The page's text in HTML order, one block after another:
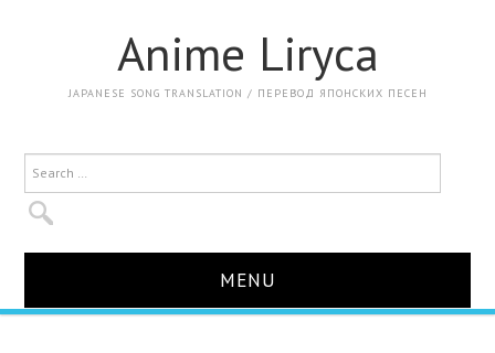
Anime Liryca
JAPANESE SONG TRANSLATION / ПЕРЕВОД ЯПОНСКИХ ПЕСЕН
MENU